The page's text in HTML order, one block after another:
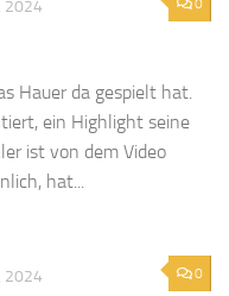
0
2024
Hauer da gespielt hat.
ein Highlight seine
ist von dem Video
hat...
0
2024